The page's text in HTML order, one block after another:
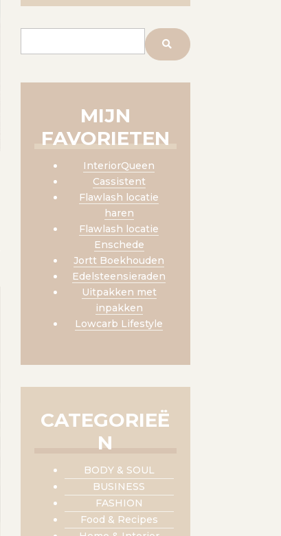
MIJN
FAVORIETEN
InteriorQueen
Cassistent
Flawlash locatie
haren
Flawlash locatie
Enschede
Jortt Boekhouden
Edelsteensieraden
Uitpakken met
inpakken
Lowcarb Lifestyle
CATEGORIEË
N
BODY & SOUL
BUSINESS
FASHION
Food & Recipes